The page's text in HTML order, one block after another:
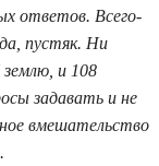
ответов. Всего-
пустяк. Ни
землю, и 108
задавать и не
вмешательство